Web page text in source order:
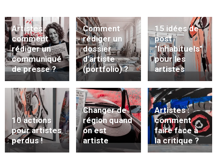
Artistes :
comment
rédiger un
communiqué
de presse ?
Comment
rédiger un
dossier
d'artiste
(portfolio) ?
15 idées de
post
"Inhabituels"
pour les
artistes
10 actions
pour artistes
perdus !
Changer de
région quand
on est
artiste
Artistes :
comment
faire face à
la critique ?